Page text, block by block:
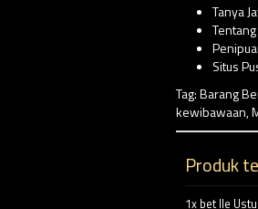
Tanya
Situs
Tag:Barang
kewibawaan,
Produk
1x bet Ile